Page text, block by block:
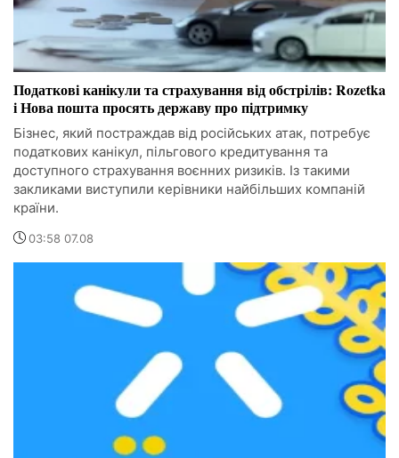
Податкові канікули та страхування від обстрілів: Rozetka
і Нова пошта просять державу про підтримку
Бізнес, який постраждав від російських атак, потребує
податкових канікул, пільгового кредитування та
доступного страхування воєнних ризиків. Із такими
закликами виступили керівники найбільших компаній
країни.
03:58 07.08